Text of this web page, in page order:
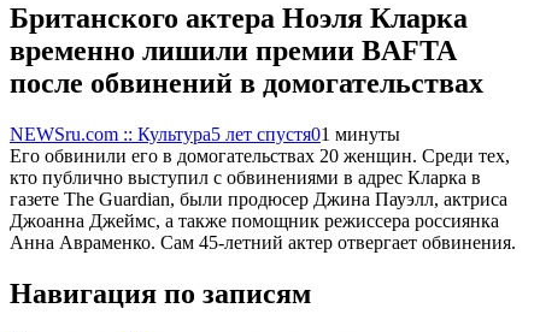
Британского актера Ноэля Кларка
временно лишили премии BAFTA
после обвинений в домогательствах
NEWSru.com :: Культура5 лет спустя01 минуты
Его обвинили его в домогательствах 20 женщин. Среди тех,
кто публично выступил с обвинениями в адрес Кларка в
газете The Guardian, были продюсер Джина Пауэлл, актриса
Джоанна Джеймс, а также помощник режиссера россиянка
Анна Авраменко. Сам 45-летний актер отвергает обвинения.
Навигация по записям